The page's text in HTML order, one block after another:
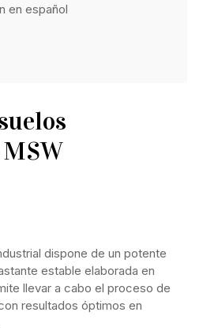
en español
dispone de un potente
estable elaborada en
llevar a cabo el proceso de
resultados óptimos en